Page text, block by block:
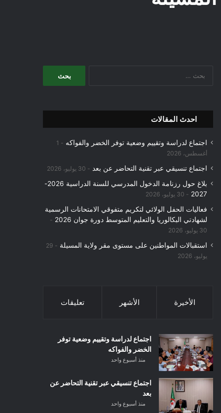
احدث المقالات
اجتماع لدراسة وتقييم وضعية توفر الخضر والفواكه
1
أغسطس، 2026
اجتماع تنسيقي عبر تقنية التحاضر عن بعد 30 يوليو، 2026
بلاغ حول رزنامة الدخول المدرسي للسنة الدراسية 2026-
2027
30 يوليو، 2026
فعاليات الحفل الولائي لتكريم متفوقي الامتحانات الرسمية
لشهادتي البكالوريا والتعليم المتوسط دورة جوان 2026
30 يوليو، 2026
استقبالات المواطنين على مستوى مقر ولاية المسيلة
29
يوليو، 2026
الأخيرة الأشهر تعليقات
اجتماع لدراسة وتقييم وضعية توفر
الخضر والفواكه
منذ أسبوع واحد
اجتماع تنسيقي عبر تقنية التحاضر عن
بعد
منذ أسبوع واحد